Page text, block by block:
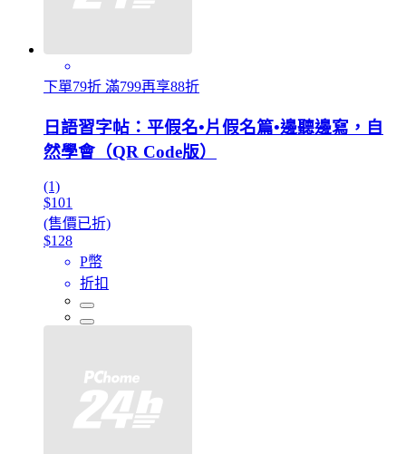
下單79折 滿799再享88折
日語習字帖：平假名•片假名篇•邊聽邊寫，自
然學會（QR Code版）
(1)
$101
(售價已折)
$128
P幣
折扣